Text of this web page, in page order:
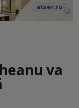
va